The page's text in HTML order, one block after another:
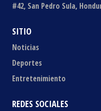
#42, San Pedro Sula,
SITIO
Noticias
Deportes
Entretenimiento
REDES SOCIALES